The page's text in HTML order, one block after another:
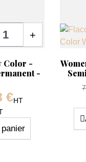
Color -
-
€HT
+
